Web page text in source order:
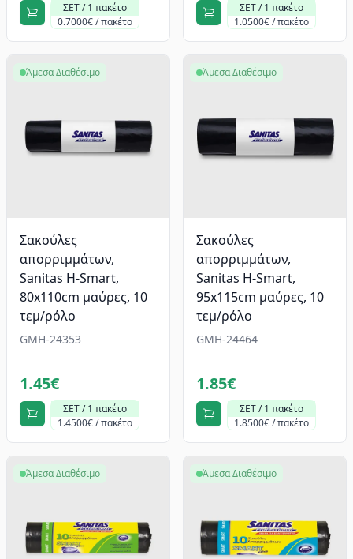
ΣΕΤ / 1 πακέτο
0.7000€ / πακέτο
ΣΕΤ / 1 πακέτο
1.0500€ / πακέτο
Σακούλες
απορριμμάτων,
Sanitas H-Smart,
80x110cm μαύρες, 10
τεμ/ρόλο
GMH-24353
1.45€
ΣΕΤ / 1 πακέτο
1.4500€ / πακέτο
Άμεσα Διαθέσιμο
Σακούλες
απορριμμάτων,
Sanitas H-Smart,
95x115cm μαύρες, 10
τεμ/ρόλο
GMH-24464
1.85€
ΣΕΤ / 1 πακέτο
1.8500€ / πακέτο
Άμεσα Διαθέσιμο
Άμεσα Διαθέσιμο Άμεσα Διαθέσιμο